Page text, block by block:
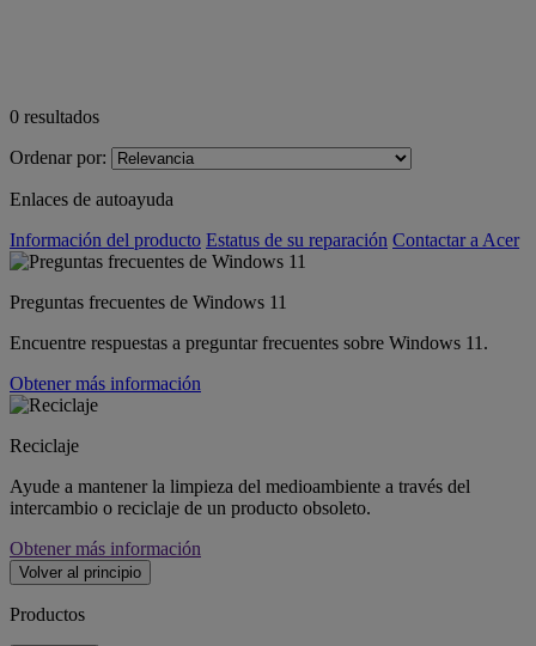
0 resultados
Ordenar por:
Enlaces de autoayuda
Información del producto Estatus de su reparación Contactar a Acer
Preguntas frecuentes de Windows 11
Encuentre respuestas a preguntar frecuentes sobre Windows 11.
Obtener más información
Reciclaje
Ayude a mantener la limpieza del medioambiente a través del
intercambio o reciclaje de un producto obsoleto.
Obtener más información
Volver al principio
Productos